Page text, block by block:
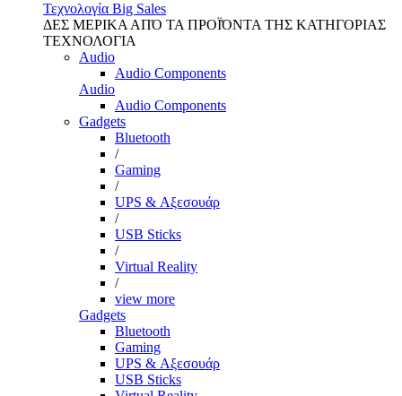
Τεχνολογία Big Sales
ΔΕΣ ΜΕΡΙΚΑ ΑΠΌ ΤΑ ΠΡΟΪΌΝΤΑ ΤΗΣ ΚΑΤΗΓΟΡΙΑΣ
ΤΕΧΝΟΛΟΓΙΑ
Audio
Audio Components
Audio
Audio Components
Gadgets
Bluetooth
/
Gaming
/
UPS & Αξεσουάρ
/
USB Sticks
/
Virtual Reality
/
view more
Gadgets
Bluetooth
Gaming
UPS & Αξεσουάρ
USB Sticks